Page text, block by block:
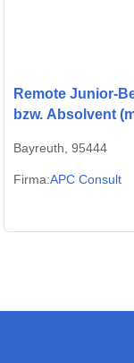
Remote Junior-
bzw. Absolvent
Bayreuth, 95444
Firma:APC Consult